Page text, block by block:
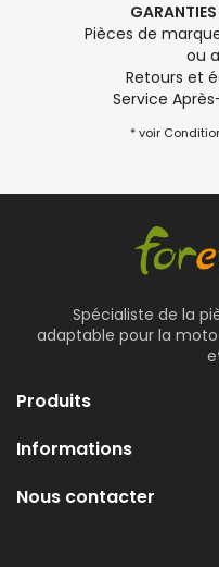
Pièces de
ou
Retours et
Service
* voir
Spécialiste de la
adaptable pour la
Produits
Informations
Nous contacter